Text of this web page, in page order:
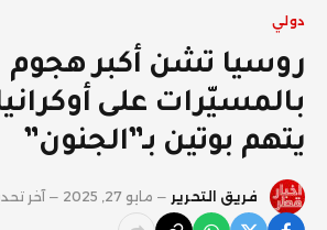
دولي
روسيا تشن أكبر هجوم
بالمسيّرات على
يتهم بوتين بـ”الجنون”
فريق التحرير مايو 27, 2025 آخر